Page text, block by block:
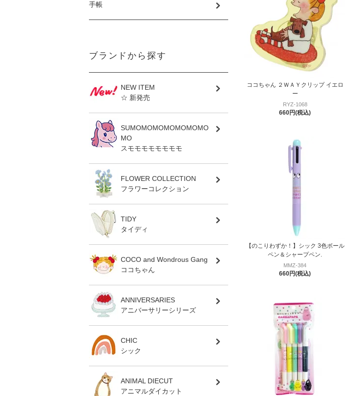
ココちゃん ２ＷＡＹクリップ イエロ
ー
RYZ-1068
660円(税込)
【のこりわずか！】シック 3色ボール
ペン＆シャープペン.
MMZ-384
660円(税込)
手帳
ブランドから探す
NEW ITEM
☆ 新発売
SUMOMOMOMOMOMOMO
MO
スモモモモモモモモ
FLOWER COLLECTION
フラワーコレクション
TIDY
タイディ
COCO and Wondrous Gang
ココちゃん
ANNIVERSARIES
アニバーサリーシリーズ
CHIC
シック
ANIMAL DIECUT
アニマルダイカット